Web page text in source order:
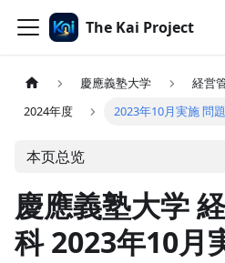
The Kai Project
慶應義塾大学
経営
2024年度
2023年10月実施 問
本页总览
慶應義塾大学
科 2023年10月